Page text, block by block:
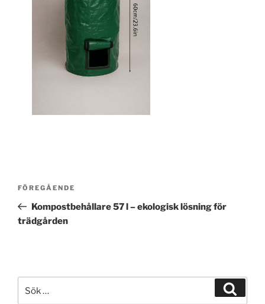
Inläggsnavigering
Föregående
inlägg
FÖREGÅENDE
Kompostbehållare 57 l – ekologisk lösning för
trädgården
efter: